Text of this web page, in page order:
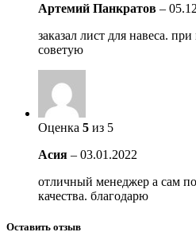
Артемий Панкратов –
заказал лист для навеса.
советую
Оценка 5 из 5
Асия – 03.01.2022
отличный менеджер а сам
качества. благодарю
Оставить отзыв